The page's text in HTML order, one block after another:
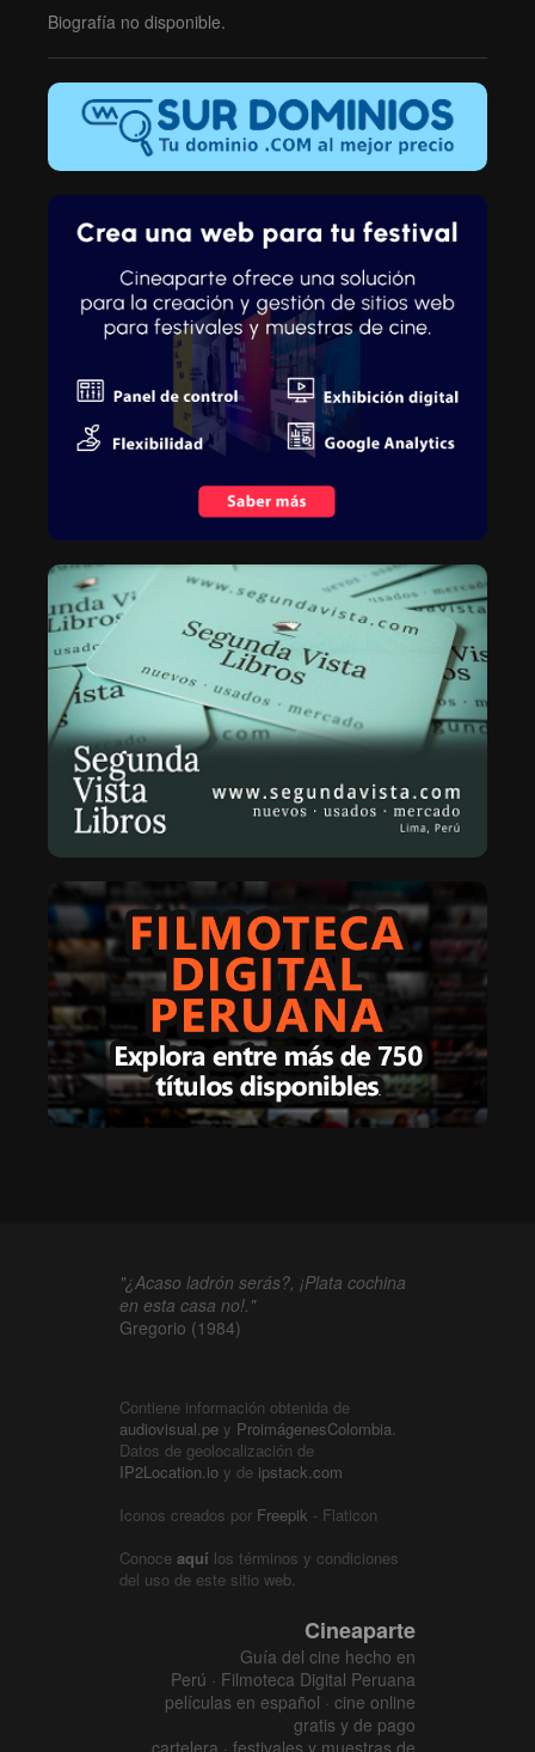
Biografía no disponible.
"¿Acaso ladrón serás?, ¡Plata cochina
en esta casa no!."
Gregorio (1984)
Contiene información obtenida de
audiovisual.pe y ProimágenesColombia.
Datos de geolocalización de
IP2Location.io y de ipstack.com
Iconos creados por Freepik - Flaticon
Conoce aquí los términos y condiciones
del uso de este sitio web.
Cineaparte
Guía del cine hecho en
Perú · Filmoteca Digital Peruana
películas en español · cine online
gratis y de pago